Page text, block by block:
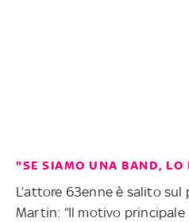
"SE SIAMO UNA BAND,
L’attore 63enne è salito
Martin: “Il motivo